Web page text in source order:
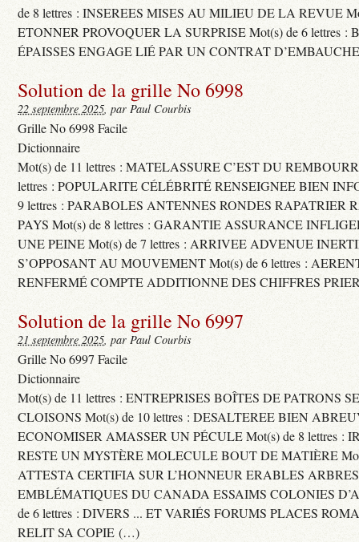
de 8 lettres : INSEREES MISES AU MILIEU DE LA REVUE
ETONNER PROVOQUER LA SURPRISE Mot(s) de 6 lettres :
ÉPAISSES ENGAGE LIÉ PAR UN CONTRAT
Solution de la grille No 6998
22 septembre 2025, par Paul Courbis
Grille No 6998 Facile
Dictionnaire
Mot(s) de 11 lettres : MATELASSURE C’EST DU
lettres : POPULARITE CÉLÉBRITÉ RENSEIGNEE BIEN
9 lettres : PARABOLES ANTENNES RONDES RAPATRIER
PAYS Mot(s) de 8 lettres : GARANTIE ASSURANCE
UNE PEINE Mot(s) de 7 lettres : ARRIVEE ADVENUE
S’OPPOSANT AU MOUVEMENT Mot(s) de 6 lettres :
RENFERMÉ COMPTE ADDITIONNE DES CHIFFRES
Solution de la grille No 6997
21 septembre 2025, par Paul Courbis
Grille No 6997 Facile
Dictionnaire
Mot(s) de 11 lettres : ENTREPRISES BOÎTES DE PATRONS
CLOISONS Mot(s) de 10 lettres : DESALTEREE BIEN
ECONOMISER AMASSER UN PÉCULE Mot(s) de 8 lettres :
RESTE UN MYSTÈRE MOLECULE BOUT DE MATIÈRE
ATTESTA CERTIFIA SUR L’HONNEUR ERABLES ARBRES
EMBLÉMATIQUES DU CANADA ESSAIMS COLONIES
de 6 lettres : DIVERS ... ET VARIÉS FORUMS PLACES
RELIT SA COPIE (…)